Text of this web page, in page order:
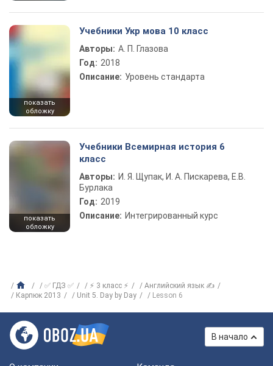
показать
обложку
Учебники Укр мова 10 класс
Авторы: А. П. Глазова
Год: 2018
Описание: Уровень стандарта
показать
обложку
Учебники Всемирная история 6
класс
Авторы: И. Я. Щупак, И. А. Пискарева, Е.В.
Бурлака
Год: 2019
Описание: Интегрированный курс
✅ ГДЗ ✅ ⚡ 3 класс ⚡
Английский язык ✍
Карпюк 2013
Unit 5. Day by Day Lesson 6
В начало